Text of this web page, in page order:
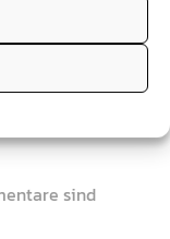
sind